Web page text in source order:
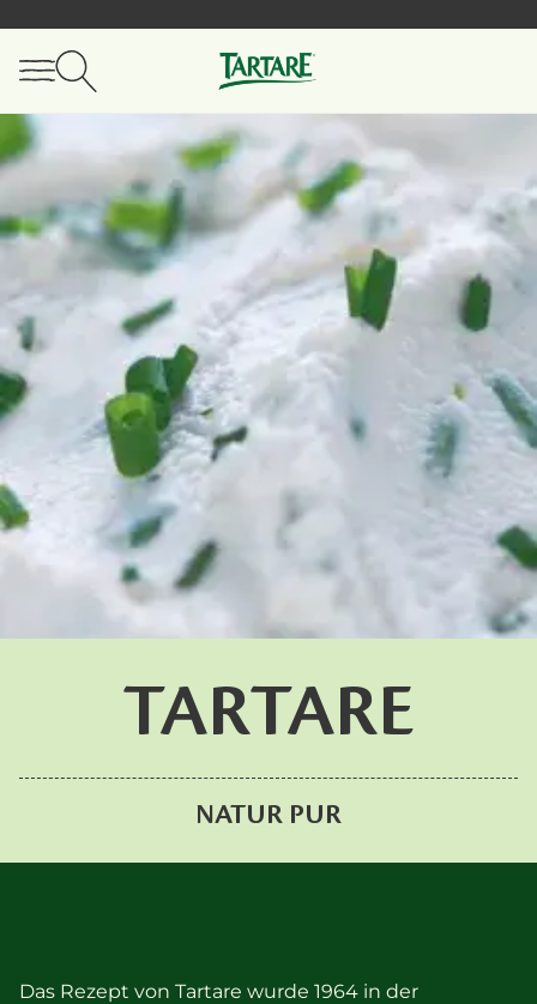
TARTARE
NATUR PUR
Das Rezept von Tartare wurde 1964 in der